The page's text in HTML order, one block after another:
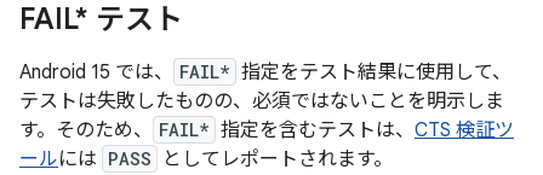
FAIL* テスト
Android 15 では、 FAIL* 指定をテスト結果に使用して、
テストは失敗したものの、必須ではないことを明示しま
す。そのため、
FAIL* 指定を含むテストは、 CTS 検証ツ
ールには PASS としてレポートされます。